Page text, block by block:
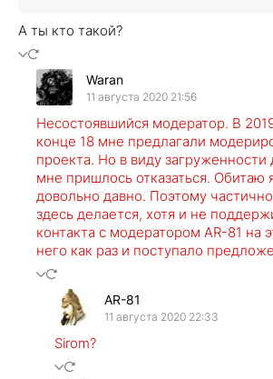
А ты кто такой?
Waran
11 августа 2020 21:56
Несостоявшийся модератор. В
конце 18 мне предлагали
проекта. Но в виду
мне пришлось отказаться. Обитаю
довольно давно. Поэтому
здесь делается, хотя и не
контакта с модератором AR-81 на
него как раз и поступало
AR-81
11 августа 2020 22:33
Sirom?